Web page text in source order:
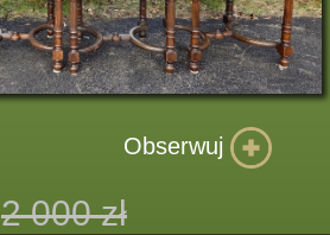
Obserwuj
2 000 zł